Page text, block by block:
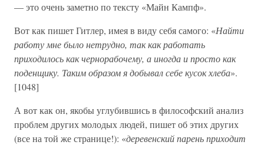
— это очень заметно по тексту «Майн Кампф».
Вот как пишет Гитлер, имея в виду себя самого: «Найти
работу мне было нетрудно, так как работать
приходилось как чернорабочему, а иногда и просто как
поденщику. Таким образом я добывал себе кусок хлеба».
[1048]
А вот как он, якобы углубившись в философский анализ
проблем других молодых людей, пишет об этих других
(все на той же странице!): «деревенский парень приходит